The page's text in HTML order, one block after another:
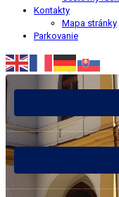
Kontakty
Mapa stránky
Parkovanie